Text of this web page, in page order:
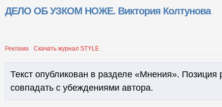
ДЕЛО ОБ УЗКОМ НОЖЕ. Виктория Колтунова
Реклама Скачать журнал STYLE
Текст опубликован в разделе «Мнения». Позиция
совпадать с убеждениями автора.